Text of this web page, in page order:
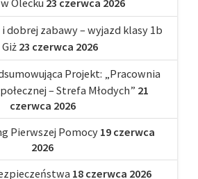
dobrej zabawy – wyjazd klasy 1b
23 czerwca 2026
Projekt: „Pracownia
– Strefa Młodych” 21
czerwca 2026
Pierwszej Pomocy19 czerwca
2026
18 czerwca 2026